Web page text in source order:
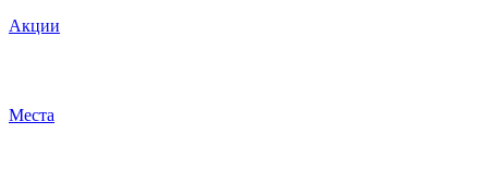
Акции
Места